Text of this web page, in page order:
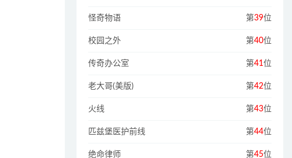
怪奇物语 第39位
校园之外 第40位
传奇办公室 第41位
老大哥(美版) 第42位
火线 第43位
匹兹堡医护前线 第44位
绝命律师 第45位